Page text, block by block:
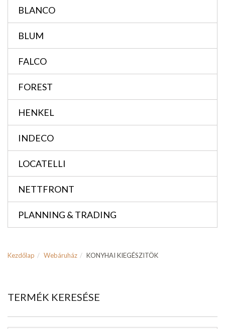
BLANCO
BLUM
FALCO
FOREST
HENKEL
INDECO
LOCATELLI
NETTFRONT
PLANNING & TRADING
Kezdőlap Webáruház KONYHAI KIEGÉSZITÖK
TERMÉK KERESÉSE